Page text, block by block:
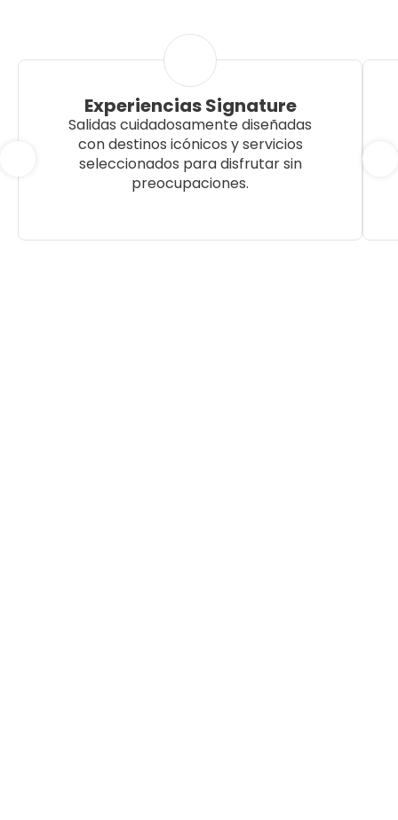
Experiencias Signature
Salidas cuidadosamente diseñadas
con destinos icónicos y servicios
seleccionados para disfrutar sin
preocupaciones.